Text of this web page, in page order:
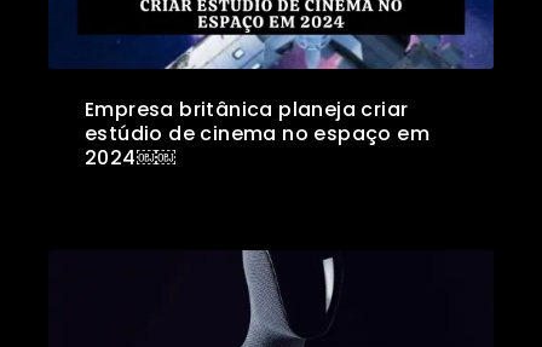
Empresa britânica planeja criar
estúdio de cinema no espaço em
2024￼￼